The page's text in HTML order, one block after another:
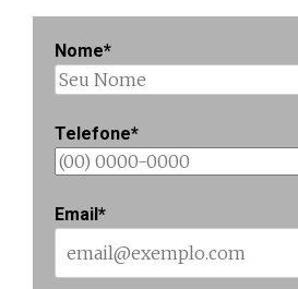
Nome*
Telefone*
Email*